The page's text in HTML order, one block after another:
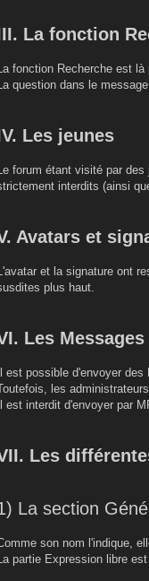
La fonction
fonction Recherche est
question dans le
Les jeunes
forum étant visité par
interdits (ainsi
Avatars et
et la signature ont
plus haut.
Les
Il est possible d'envoyer
les
Il est interdit d'envoyer par
Les
La section
son nom l'indique,
partie Expression libre